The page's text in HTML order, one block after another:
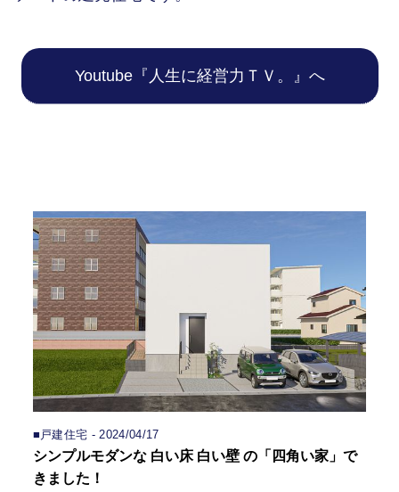
Youtube『人生に経営力ＴＶ。』へ
■戸建住宅 - 2024/04/17
シンプルモダンな 白い床 白い壁 の「四角い家」で
きました！